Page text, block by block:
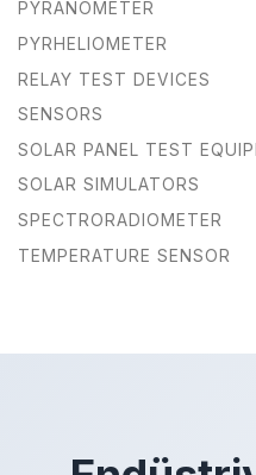
PYRANOMETER
PYRHELIOMETER
RELAY TEST DEVICES
SENSORS
SOLAR PANEL TEST
SOLAR SIMULATORS
SPECTRORADIOMETER
TEMPERATURE SENSOR